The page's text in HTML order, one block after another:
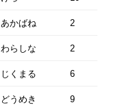
あかばね 2
わらしな 2
じくまる 6
どうめき 9